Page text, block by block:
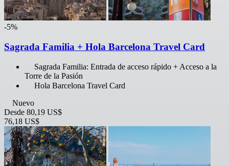
-5%
Sagrada Familia + Hola Barcelona Travel Card
Sagrada Familia: Entrada de acceso rápido + Acceso a la
Torre de la Pasión
Hola Barcelona Travel Card
Nuevo
Desde 80,19 US$
76,18 US$